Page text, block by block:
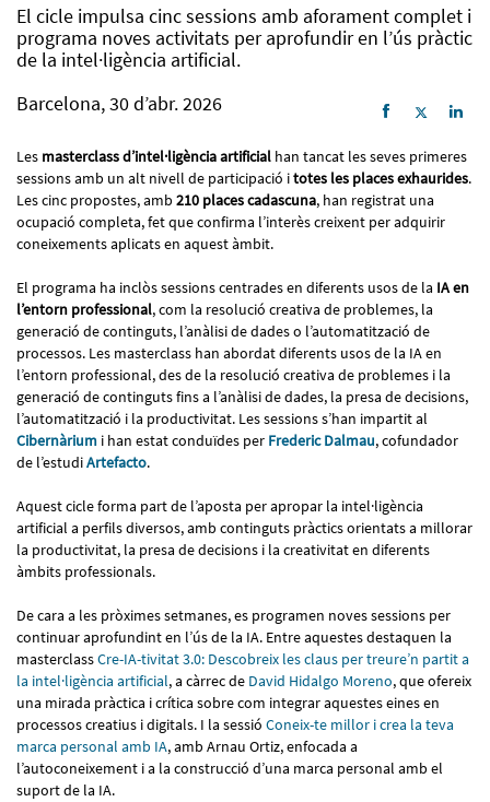
El cicle impulsa cinc sessions amb aforament complet i
programa noves activitats per aprofundir en l’ús pràctic
de la intel·ligència artificial.
Barcelona, 30 d’abr. 2026
Les masterclass d’intel·ligència artificial han tancat les seves primeres
sessions amb un alt nivell de participació itotes les places exhaurides.
Les cinc propostes, amb 210 places cadascuna, han registrat una
ocupació completa, fet que confirma l’interès creixent per adquirir
coneixements aplicats en aquest àmbit.
El programa ha inclòs sessions centrades en diferents usos de la IA en
l’entorn professional, com la resolució creativa de problemes, la
generació de continguts, l’anàlisi de dades o l’automatització de
processos. Les masterclass han abordat diferents usos de la IA en
l’entorn professional, des de la resolució creativa de problemes i la
generació de continguts fins a l’anàlisi de dades, la presa de decisions,
l’automatització i la productivitat. Les sessions s’han impartit al
Cibernàrium i han estat conduïdes per Frederic Dalmau, cofundador
de l’estudiArtefacto.
Aquest cicle forma part de l’aposta per apropar la intel·ligència
artificial a perfils diversos, amb continguts pràctics orientats a millorar
la productivitat, la presa de decisions i la creativitat en diferents
àmbits professionals.
De cara a les pròximes setmanes, es programen noves sessions per
continuar aprofundint en l’ús de la IA. Entre aquestes destaquen la
masterclassCre-IA-tivitat 3.0: Descobreix les claus per treure’n partit a
la intel·ligència artificial, a càrrec de David Hidalgo Moreno, que ofereix
una mirada pràctica i crítica sobre com integrar aquestes eines en
processos creatius i digitals. I la sessió Coneix-te millor i crea la teva
marca personal amb IA, amb Arnau Ortiz, enfocada a
l’autoconeixement i a la construcció d’una marca personal amb el
suport de la IA.